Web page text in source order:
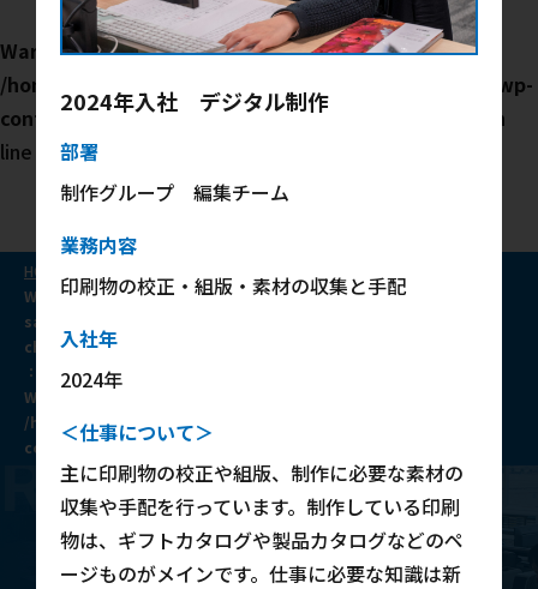
Warning: Undefined variable $popup_contents in
/home/xs168449/sasatoku-saiyou.com/public_html/wp-
content/themes/the-thor-child/single-senpai.php
on
line
HOME
Warning: Undefined variable $bunrui in/home/xs168449/sasatoku-
saiyou.com/public_html/wp-content/themes/the-thor-
child/single-senpai.php
：
Warning
/home/xs168449/sasatoku-saiyou.com/public_html/wp-
content/themes/the-thor-child/single-senpai.php
募集要項
RECRUIT
RECRUIT
2024年入社 デジタル制作
部署
制作グループ 編集チーム
業務内容
印刷物の校正・組版・素材の収集と手配
入社年
2024年
＜仕事について＞
主に印刷物の校正や組版、制作に必要な素材の
収集や手配を行っています。制作している印刷
物は、ギフトカタログや製品カタログなどのペ
ージものがメインです。仕事に必要な知識は新